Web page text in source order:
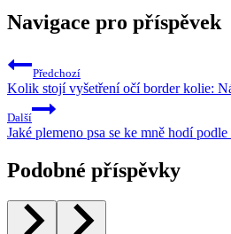
Navigace pro příspěvek
Předchozí
Kolik stojí vyšetření očí border kolie:
Další
Jaké plemeno psa se ke mně hodí
Podobné příspěvky